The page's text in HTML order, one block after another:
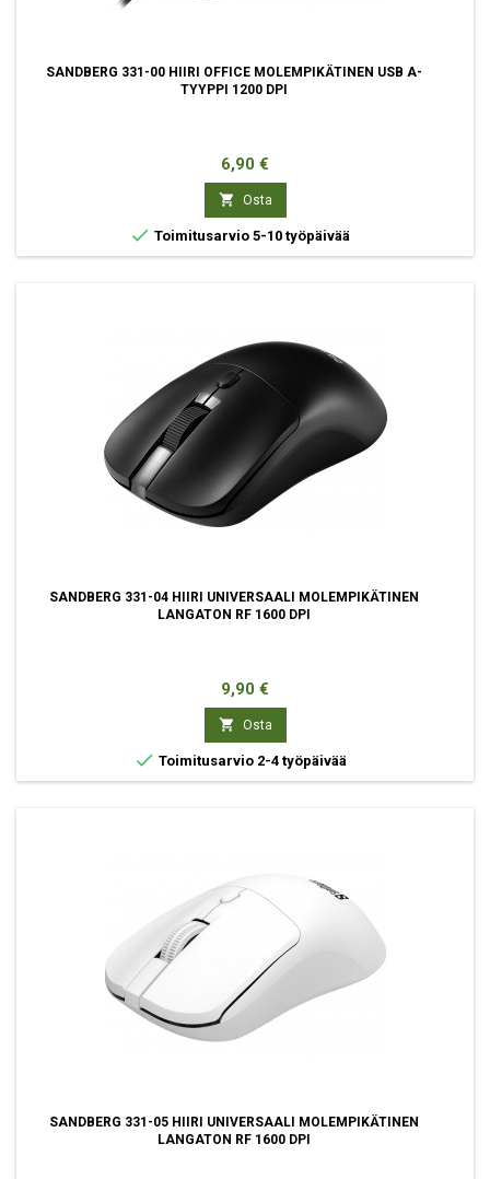
SANDBERG 331-00 HIIRI OFFICE MOLEMPIKÄTINEN USB A-
TYYPPI 1200 DPI
Hinta
6,90 €
 Osta
 Toimitusarvio 5-10 työpäivää
SANDBERG 331-04 HIIRI UNIVERSAALI MOLEMPIKÄTINEN
LANGATON RF 1600 DPI
Hinta
9,90 €
 Osta
 Toimitusarvio 2-4 työpäivää
SANDBERG 331-05 HIIRI UNIVERSAALI MOLEMPIKÄTINEN
LANGATON RF 1600 DPI